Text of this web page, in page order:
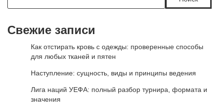
Свежие записи
Как отстирать кровь с одежды: проверенные способы
для любых тканей и пятен
Наступление: сущность, виды и принципы ведения
Лига наций УЕФА: полный разбор турнира, формата и
значения